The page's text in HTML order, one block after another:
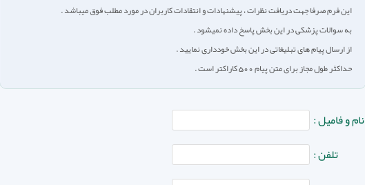
این فرم صرفا جهت دریافت نظرات ، پیشنهادات و انتقادات کاربران در مورد مطلب فوق میباشد .
به سوالات پزشکی در این بخش پاسخ داده نمیشود .
از ارسال پیام های تبلیغاتی در این بخش خودداری نمایید .
حداکثر طول مجاز برای متن پیام 500 کاراکتر است .
نام و فامیل :
تلفن :